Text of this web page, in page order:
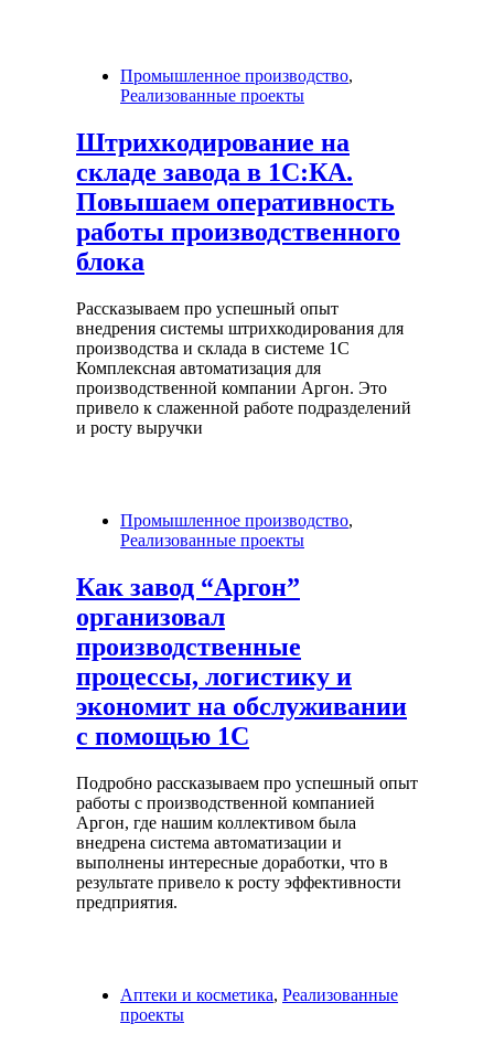
Промышленное производство,
Реализованные проекты
Штрихкодирование на
складе завода в 1С:КА.
Повышаем оперативность
работы производственного
блока
Рассказываем про успешный опыт
внедрения системы штрихкодирования для
производства и склада в системе 1С
Комплексная автоматизация для
производственной компании Аргон. Это
привело к слаженной работе подразделений
и росту выручки
Промышленное производство,
Реализованные проекты
Как завод “Аргон”
организовал
производственные
процессы, логистику и
экономит на обслуживании
с помощью 1С
Подробно рассказываем про успешный опыт
работы с производственной компанией
Аргон, где нашим коллективом была
внедрена система автоматизации и
выполнены интересные доработки, что в
результате привело к росту эффективности
предприятия.
Аптеки и косметика, Реализованные
проекты